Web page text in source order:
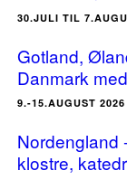
30.JULI TIL
Gotland,
Danmark
9.-15.AUGUST 2026
Nordengland
klostre,